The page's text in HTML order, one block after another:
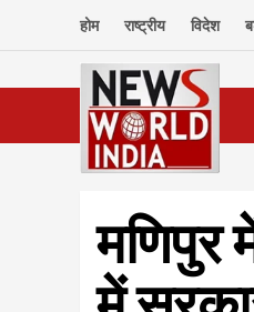
होम राष्ट्रीय विदेश
मणिपुर